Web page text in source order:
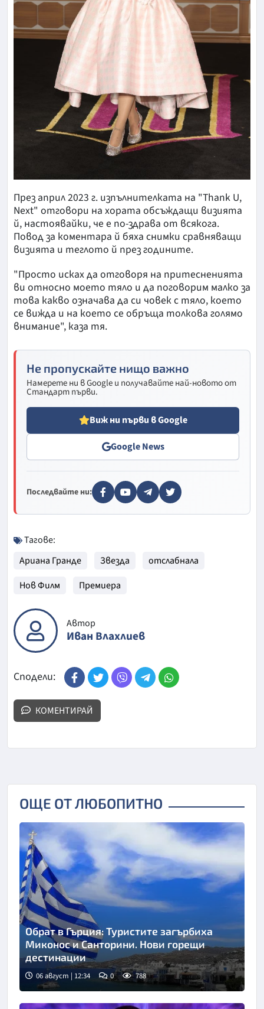
През април 2023 г. изпълнителката на "Thank U,
Next" отговори на хората обсъждащи визията
й, настоявайки, че е по-здрава от всякога.
Повод за коментара й бяха снимки сравняващи
визията и теглото й през годините.
"Просто исках да отговоря на притесненията
ви относно моето тяло и да поговорим малко за
това какво означава да си човек с тяло, което
се вижда и на което се обръща толкова голямо
внимание", каза тя.
Не пропускайте нищо важно
Намерете ни в Google и получавайте най-новото от
Стандарт първи.
Виж ни първи в Google
Google News
Последвайте ни:
Тагове:
Ариана Гранде
Звезда
отслабнала
Нов Филм
Премиера
Автор
Иван Влахлиев
Сподели:
КОМЕНТИРАЙ
ОЩЕ ОТ ЛЮБОПИТНО
Обрат в Гърция: Туристите загърбиха
Миконос и Санторини. Нови горещи
дестинации
06 август | 12:34 0 788